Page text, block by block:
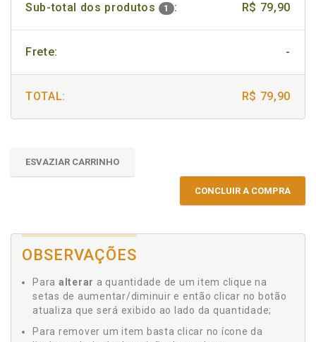
Sub-total dos produtos 1 : R$ 79,90
Frete: -
TOTAL: R$ 79,90
ESVAZIAR CARRINHO
CONCLUIR A COMPRA
OBSERVAÇÕES
Para alterar a quantidade de um item clique na
setas de aumentar/diminuir e então clicar no botão
atualiza que será exibido ao lado da quantidade;
Para remover um item basta clicar no ícone da